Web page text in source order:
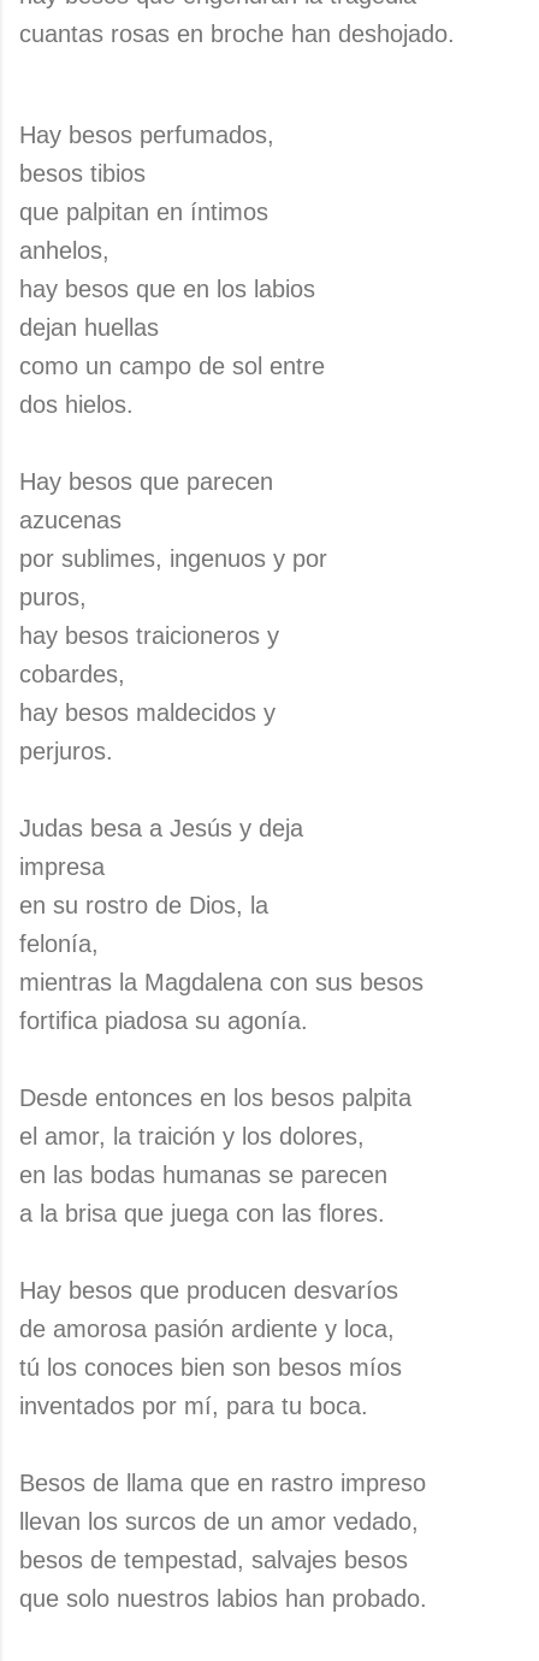
cuantas rosas en broche han deshojado.
Hay besos perfumados,
besos tibios
que palpitan en íntimos
anhelos,
hay besos que en los labios
dejan huellas
como un campo de sol entre
dos hielos.
Hay besos que parecen
azucenas
por sublimes, ingenuos y por
puros,
hay besos traicioneros y
cobardes,
hay besos maldecidos y
perjuros.
Judas besa a Jesús y deja
impresa
en su rostro de Dios, la
felonía,
mientras la Magdalena con sus besos
fortifica piadosa su agonía.
Desde entonces en los besos palpita
el amor, la traición y los dolores,
en las bodas humanas se parecen
a la brisa que juega con las flores.
Hay besos que producen desvaríos
de amorosa pasión ardiente y loca,
tú los conoces bien son besos míos
inventados por mí, para tu boca.
Besos de llama que en rastro impreso
llevan los surcos de un amor vedado,
besos de tempestad, salvajes besos
que solo nuestros labios han probado.